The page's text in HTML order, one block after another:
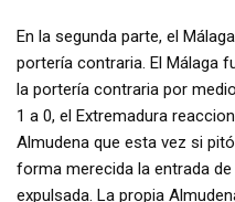
En la segunda parte, el
portería contraria. El Málaga
la portería contraria por
1 a 0, el Extremadura
Almudena que esta vez si
forma merecida la entrada
expulsada. La propia